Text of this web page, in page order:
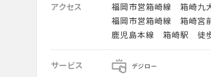
アクセス
福岡市営箱崎線 箱崎九
福岡市営箱崎線 箱崎宮
鹿児島本線 箱崎駅 徒
サービス デジロー